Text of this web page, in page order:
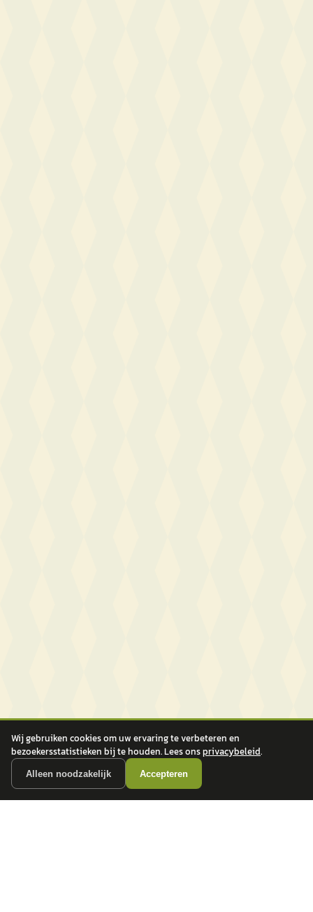
Wij gebruiken cookies om uw ervaring te verbeteren en
bezoekersstatistieken bij te houden. Lees onsprivacybeleid.
Alleen noodzakelijk Accepteren